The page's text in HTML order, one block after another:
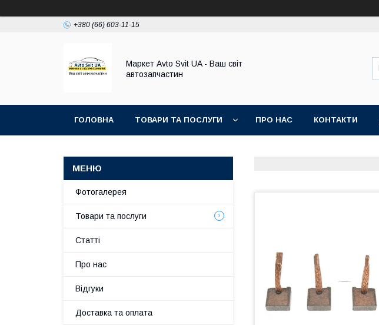
+380 (66) 603-11-15
Маркет Avto Svit UA - Ваш світ
автозапчастин
ГОЛОВНА ТОВАРИ ТА ПОСЛУГИ ПРО НАС КОНТАКТИ
Фотогалерея
Товари та послуги
Статті
Про нас
Відгуки
Доставка та оплата